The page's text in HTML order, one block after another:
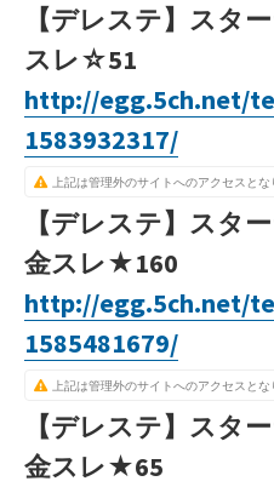
【デレステ】スタ
スレ☆51
http://egg.5ch.net/
1583932317/
上記は管理外のサイトへのアクセスとな
【デレステ】スタ
金スレ★160
http://egg.5ch.net/
1585481679/
上記は管理外のサイトへのアクセスとな
【デレステ】スタ
金スレ★65